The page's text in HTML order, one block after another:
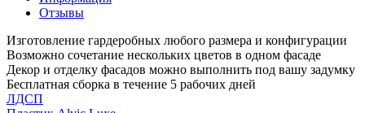
Отзывы
Изготовление гардеробных любого размера и конфигурации
Возможно сочетание нескольких цветов в одном фасаде
Декор и отделку фасадов можно выполнить под вашу задумку
Бесплатная сборка в течение 5 рабочих дней
ЛДСП